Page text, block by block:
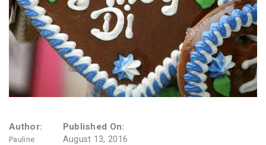
Author:
Pauline
Published On:
August 13, 2016